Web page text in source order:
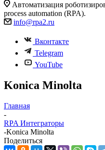
Автоматизация
process automation (RPA).
info@rpa2.ru
Вконтакте
Telegram
YouTube
Konica Minolta
Главная
-
RPA Интеграторы
-Konica Minolta
Поделиться